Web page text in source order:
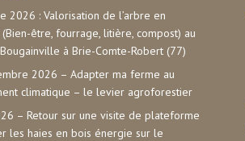
2026 : Valorisation de l’arbre en
être, fourrage, litière, compost) au
à Brie-Comte-Robert (77)
2026 – Adapter ma ferme au
climatique – le levier agroforestier
– Retour sur une visite de plateforme
les haies en bois énergie sur le